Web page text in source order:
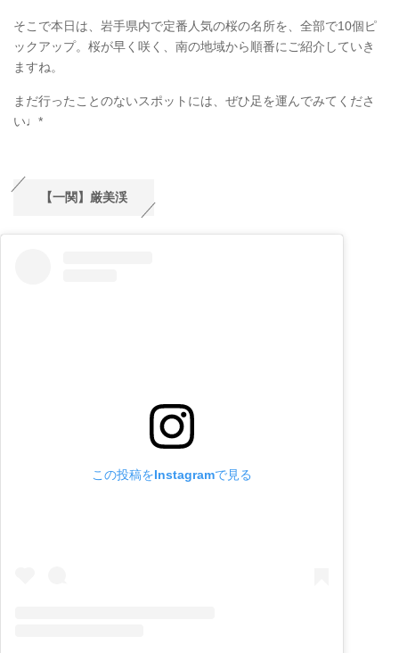
そこで本日は、岩手県内で定番人気の桜の名所を、全部で10個ピ
ックアップ。桜が早く咲く、南の地域から順番にご紹介していき
ますね。
まだ行ったことのないスポットには、ぜひ足を運んでみてくださ
い♩*
【一関】厳美渓
この投稿をInstagramで見る